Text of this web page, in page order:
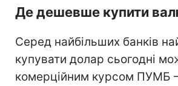
Де дешевше купити
Серед найбільших банків
купувати долар сьогодні
комерційним курсом ПУМБ